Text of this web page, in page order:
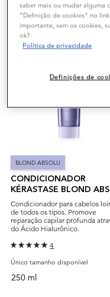
BLOND ABSOLU
CONDICIONADOR
KÉRASTASE BLOND
CICAFLASH
Condicionador para cabelos
de todos os tipos. Promove
reparação capilar profunda
do Ácido Hialurônico.
4
Único tamanho disponível
250 ml
saber mais ou mudar alguma
“Definição de cookies” no
importante, sem os cookies,
ok?
Política de privacidade
Definições de